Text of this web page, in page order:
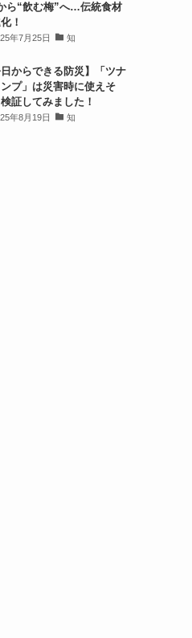
ら“飲む梅”へ…伝統食材
！
年7月25日 知
日からできる防災】「ツナ
プ」は災害時に使えそ
証してみました！
年8月19日 知